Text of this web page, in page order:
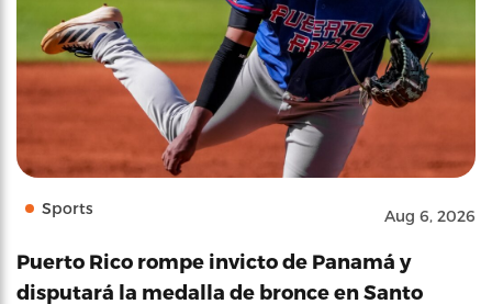
Sports Aug 6, 2026
Puerto Rico rompe invicto de Panamá y
disputará la medalla de bronce en Santo